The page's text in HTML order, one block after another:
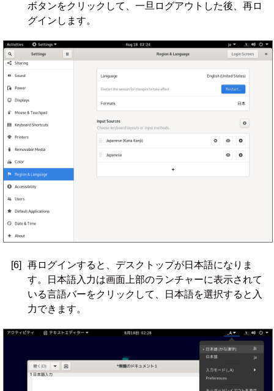
ボタンをクリックして、一旦ログアウトした後、再ロ
グインします。
[6]
再ログインすると、デスクトップが日本語になりま
す。日本語入力は画面上部のランチャーに表示されて
いる言語バーをクリックして、日本語を選択すると入
力できます。